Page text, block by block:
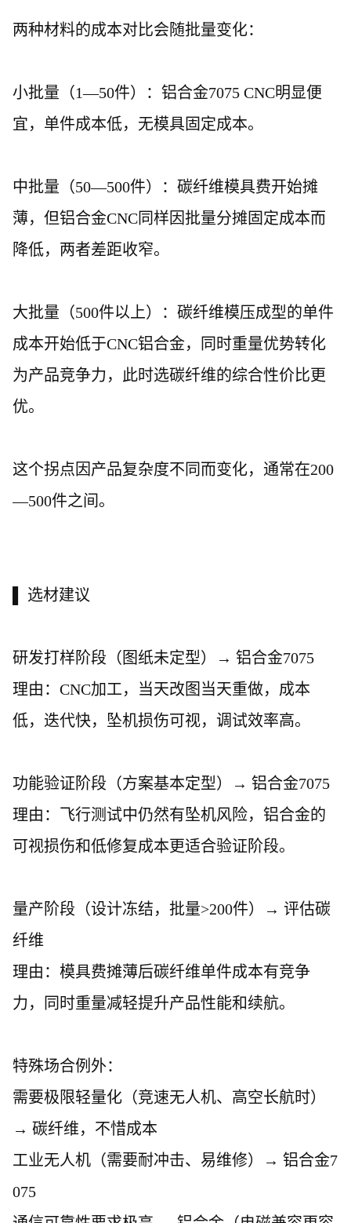
两种材料的成本对比会随批量变化：
小批量（1—50件）：铝合金7075 CNC明显便
宜，单件成本低，无模具固定成本。
中批量（50—500件）：碳纤维模具费开始摊
薄，但铝合金CNC同样因批量分摊固定成本而
降低，两者差距收窄。
大批量（500件以上）：碳纤维模压成型的单件
成本开始低于CNC铝合金，同时重量优势转化
为产品竞争力，此时选碳纤维的综合性价比更
优。
这个拐点因产品复杂度不同而变化，通常在200
—500件之间。
▌ 选材建议
研发打样阶段（图纸未定型）
→ 铝合金7075
理由： CNC加工，当天改图当天重做，成本
低，迭代快，坠机损伤可视，调试效率高。
功能验证阶段（方案基本定型）
→ 铝合金7075
理由：飞行测试中仍然有坠机风险，铝合金的
可视损伤和低修复成本更适合验证阶段。
量产阶段（设计冻结，批量>200件）→ 评估碳
纤维
理由：模具费摊薄后碳纤维单件成本有竞争
力，同时重量减轻提升产品性能和续航。
特殊场合例外：
需要极限轻量化（竞速无人机、高空长航时）
→ 碳纤维，不惜成本
工业无人机（需要耐冲击、易维修）
→ 铝合金7
075